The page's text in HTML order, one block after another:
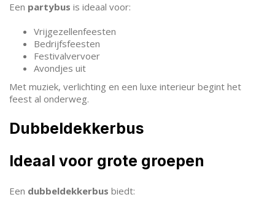
Een partybus is ideaal voor:
Vrijgezellenfeesten
Bedrijfsfeesten
Festivalvervoer
Avondjes uit
Met muziek, verlichting en een luxe interieur begint het
feest al onderweg.
Dubbeldekkerbus
Ideaal voor grote groepen
Een dubbeldekkerbus biedt: